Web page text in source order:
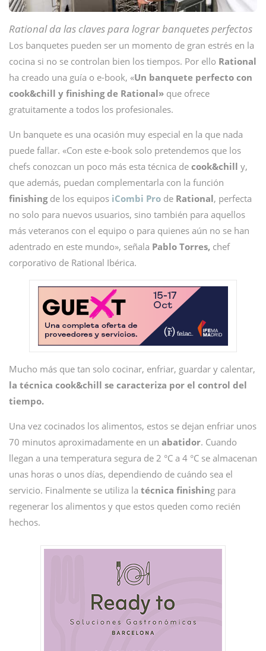
Rational da las claves para lograr banquetes perfectos
Los banquetes pueden ser un momento de gran estrés en la
cocina si no se controlan bien los tiempos. Por ello Rational
ha creado una guía o e-book, «Un banquete perfecto con
cook&chill y finishing de Rational» que ofrece
gratuitamente a todos los profesionales.
Un banquete es una ocasión muy especial en la que nada
puede fallar. «Con este e-book solo pretendemos que los
chefs conozcan un poco más esta técnica de cook&chill y,
que además, puedan complementarla con la función
finishingde los equipos iCombi Pro de Rational, perfecta
no solo para nuevos usuarios, sino también para aquellos
más veteranos con el equipo o para quienes aún no se han
adentrado en este mundo», señala Pablo Torres, chef
corporativo de Rational Ibérica.
Mucho más que tan solo cocinar, enfriar, guardar y calentar,
la técnica cook&chill se caracteriza por el control del
tiempo.
Una vez cocinados los alimentos, estos se dejan enfriar unos
70 minutos aproximadamente en un abatidor. Cuando
llegan a una temperatura segura de 2 °C a 4 °C se almacenan
unas horas o unos días, dependiendo de cuándo sea el
servicio. Finalmente se utiliza la técnica finishing para
regenerar los alimentos y que estos queden como recién
hechos.